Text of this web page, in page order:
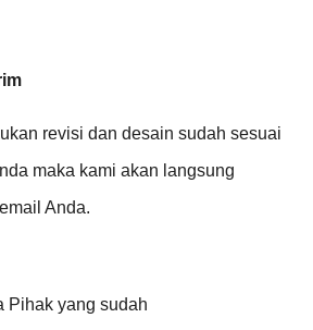
revisi dan desain sudah sesuai
maka kami akan langsung
Anda.
Pihak yang sudah